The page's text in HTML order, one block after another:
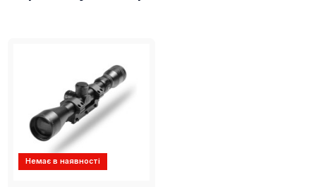
Немає в наявності